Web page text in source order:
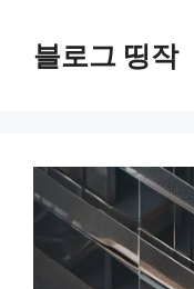
블로그 띵작